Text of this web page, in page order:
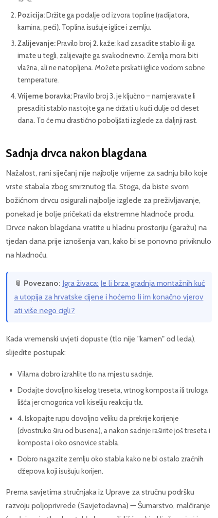
Pozicija: Držite ga podalje od izvora topline (radijatora,
kamina, peći). Toplina isušuje iglice i zemlju.
Zalijevanje: Pravilo broj 2. kaže: kad zasadite stablo ili ga
imate u tegli, zalijevajte ga svakodnevno. Zemlja mora biti
vlažna, ali ne natopljena. Možete prskati iglice vodom sobne
temperature.
Vrijeme boravka: Pravilo broj 3.je ključno – namjeravate li
presaditi stablo nastojte ga ne držati u kući dulje od deset
dana. To će mu drastično poboljšati izglede za daljnji rast.
Sadnja drvca nakon blagdana
Nažalost, rani siječanj nije najbolje vrijeme za sadnju bilo koje
vrste stabala zbog smrznutog tla. Stoga, da biste svom
božićnom drvcu osigurali najbolje izglede za preživljavanje,
ponekad je bolje pričekati da ekstremne hladnoće prođu.
Drvce nakon blagdana vratite u hladnu prostoriju (garažu) na
tjedan dana prije iznošenja van, kako bi se ponovno priviknulo
na hladnoću.
📎 Povezano: Igra živaca: Je li brza gradnja montažnih kuć
a utopija za hrvatske cijene i hoćemo li im konačno vjerov
ati više nego cigli?
Kada vremenski uvjeti dopuste (tlo nije "kamen" od leda),
slijedite postupak:
Vilama dobro izrahlite tlo na mjestu sadnje.
Dodajte dovoljno kiselog treseta, vrtnog komposta ili truloga
lišća jer crnogorica voli kiseliju reakciju tla.
4.Iskopajte rupu dovoljno veliku da prekrije korijenje
(dvostruko širu od busena), a nakon sadnje raširite još treseta i
komposta i oko osnovice stabla.
Dobro nagazite zemlju oko stabla kako ne bi ostalo zračnih
džepova koji isušuju korijen.
Prema savjetima stručnjaka iz Uprave za stručnu podršku
razvoju poljoprivrede (Savjetodavna) — Šumarstvo, malčiranje